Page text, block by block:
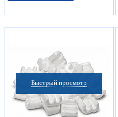
Быстрый просмотр